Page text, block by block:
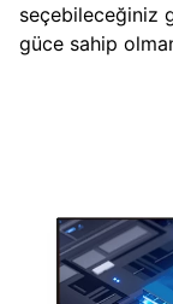
seçebileceğiniz
güce sahip